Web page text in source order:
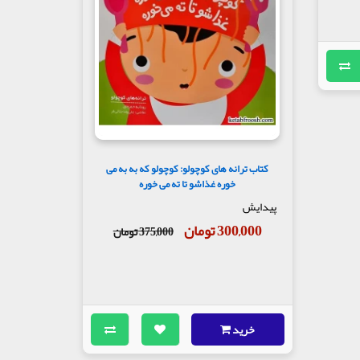
کتاب ترانه های کوچولو: کوچولو که به به می
خوره غذاشو تا ته می خوره
پیدایش
300,000 تومان 375,000 تومان
خرید